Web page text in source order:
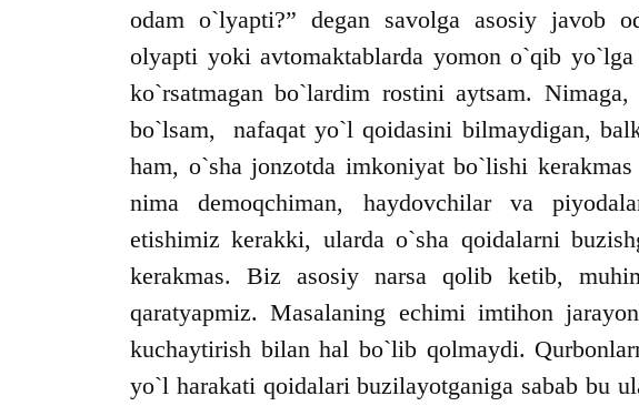
odam o`lyapti?” degan savolga asosiy javob
olyapti yoki avtomaktablarda yomon o`qib
ko`rsatmagan bo`lardim rostini aytsam.
bo`lsam, nafaqat yo`l qoidasini bilmaydigan,
ham, o`sha jonzotda imkoniyat bo`lishi
nima demoqchiman, haydovchilar va
etishimiz kerakki, ularda o`sha qoidalarni
kerakmas. Biz asosiy narsa qolib ketib,
qaratyapmiz. Masalaning echimi imtihon
kuchaytirish bilan hal bo`lib qolmaydi.
yo`l harakati qoidalari buzilayotganiga sabab bu